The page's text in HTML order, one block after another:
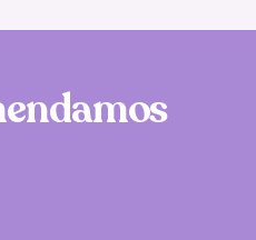
endamos